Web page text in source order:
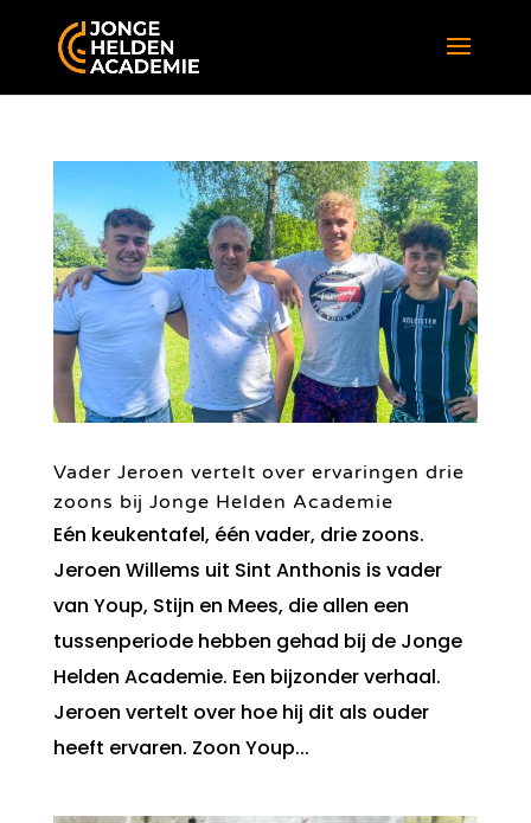
Vader Jeroen vertelt over ervaringen drie
zoons bij Jonge Helden Academie
Eén keukentafel, één vader, drie zoons.
Jeroen Willems uit Sint Anthonis is vader
van Youp, Stijn en Mees, die allen een
tussenperiode hebben gehad bij de Jonge
Helden Academie. Een bijzonder verhaal.
Jeroen vertelt over hoe hij dit als ouder
heeft ervaren. Zoon Youp...